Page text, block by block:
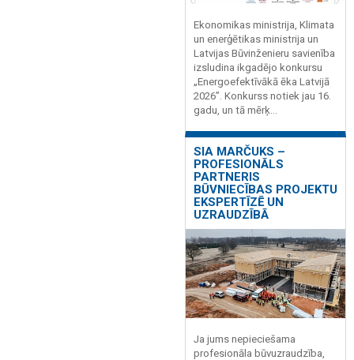
Ekonomikas ministrija, Klimata
un enerģētikas ministrija un
Latvijas Būvinženieru savienība
izsludina ikgadējo konkursu
„Energoefektīvākā ēka Latvijā
2026”. Konkurss notiek jau 16.
gadu, un tā mērķ...
SIA MARČUKS –
PROFESIONĀLS
PARTNERIS
BŪVNIECĪBAS PROJEKTU
EKSPERTĪZĒ UN
UZRAUDZĪBĀ
Ja jums nepieciešama
profesionāla būvuzraudzība,